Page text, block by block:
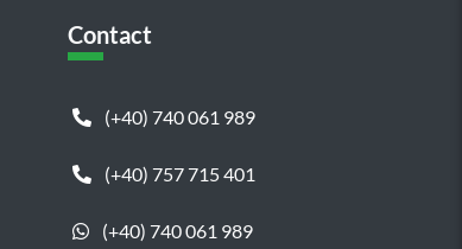
Contact
(+40) 740 061 989
(+40) 757 715 401
(+40) 740 061 989